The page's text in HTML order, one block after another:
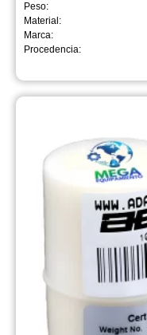
Peso:
Material:
Marca:
Procedencia: